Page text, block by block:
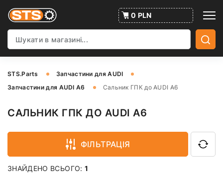
0 PLN
STS.Parts
Запчастини для AUDI
Запчастини для AUDI A6
Сальник ГПК до AUDI A6
САЛЬНИК ГПК ДО AUDI A6
ФІЛЬТРАЦІЯ
ЗНАЙДЕНО ВСЬОГО: 1